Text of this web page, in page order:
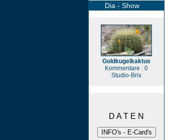
Dia - Show
Goldkugelkaktus
Kommentare : 0
Studio-Brix
D A T E N